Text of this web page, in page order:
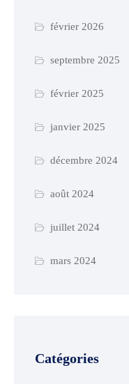
février 2026
septembre 2025
février 2025
janvier 2025
décembre 2024
août 2024
juillet 2024
mars 2024
Catégories